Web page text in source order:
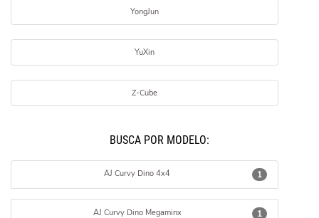
YongJun
YuXin
Z-Cube
BUSCÁ POR MODELO:
1
AJ Curvy Dino 4x4
1
AJ Curvy Dino Megaminx